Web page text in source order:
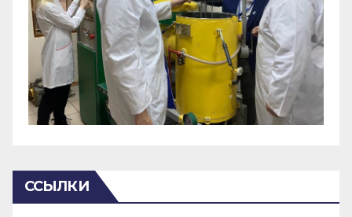
ССЫЛКИ